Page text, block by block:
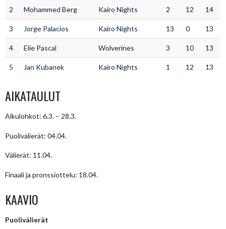
2 Mohammed Berg Kairo Nights 2 12 14
3 Jorge Palacios Kairo Nights 13 0 13
4 Elie Pascal Wolverines 3 10 13
5 Jan Kubanek Kairo Nights 1 12 13
AIKATAULUT
Alkulohkot: 6.3. – 28.3.
Puolivälierät: 04.04.
Välierät: 11.04.
Finaali ja pronssiottelu: 18.04.
KAAVIO
Puolivälierät